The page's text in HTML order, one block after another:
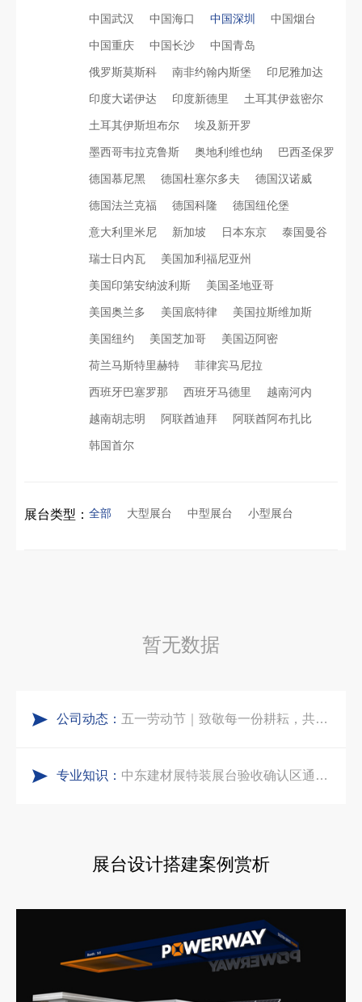
中国武汉 中国海口 中国深圳 中国烟台
中国重庆 中国长沙 中国青岛
俄罗斯莫斯科 南非约翰内斯堡 印尼雅加达
印度大诺伊达 印度新德里 土耳其伊兹密尔
土耳其伊斯坦布尔 埃及新开罗
墨西哥韦拉克鲁斯 奥地利维也纳 巴西圣保罗
德国慕尼黑 德国杜塞尔多夫 德国汉诺威
德国法兰克福 德国科隆 德国纽伦堡
意大利里米尼 新加坡 日本东京 泰国曼谷
瑞士日内瓦 美国加利福尼亚州
美国印第安纳波利斯 美国圣地亚哥
美国奥兰多 美国底特律 美国拉斯维加斯
美国纽约 美国芝加哥 美国迈阿密
荷兰马斯特里赫特 菲律宾马尼拉
西班牙巴塞罗那 西班牙马德里 越南河内
越南胡志明 阿联酋迪拜 阿联酋阿布扎比
韩国首尔
展台类型： 全部 大型展台 中型展台 小型展台
暂无数据
公司动态： 五一劳动节｜致敬每一份耕耘，共赴会展新征程
实力加冕｜中励展览入选第四届链博会推荐搭建施工服务商名录
专业知识：
合肥全球云计算展大数据展台互动区怎么落地？避开行业通病，用互动体验抓住专业观展决策者
中东建材展特装展台验收确认区通关指南：避开这5个坑，省下20万
展台设计搭建案例赏析